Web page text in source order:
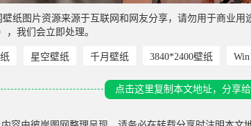
壁纸图片资源来源于互联网和网友分享，请勿用于商业
，我们会立即处理。
星空壁纸 千月壁纸 3840*2400壁纸
点击这里复制本文地址，分享